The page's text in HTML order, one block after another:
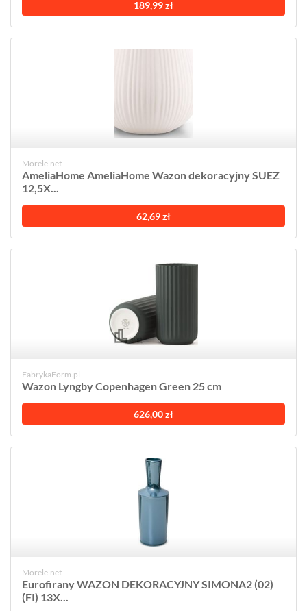
189,99 zł
Morele.net
AmeliaHome AmeliaHome Wazon dekoracyjny SUEZ
12,5X...
62,69 zł
FabrykaForm.pl
Wazon Lyngby Copenhagen Green 25 cm
626,00 zł
Morele.net
Eurofirany WAZON DEKORACYJNY SIMONA2 (02)
(FI) 13X...